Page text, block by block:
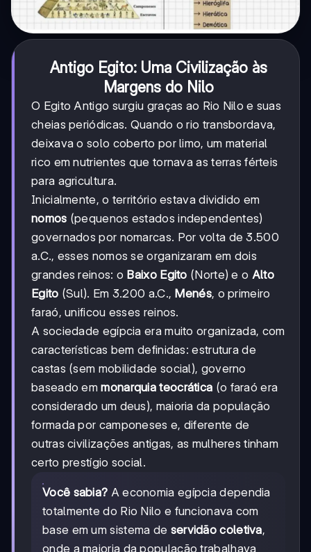
Antigo Egito: Uma Civilização às
Margens do Nilo
O Egito Antigo surgiu graças ao Rio Nilo e suas
cheias periódicas. Quando o rio transbordava,
deixava o solo coberto por limo, um material
rico em nutrientes que tornava as terras férteis
para agricultura.
Inicialmente, o território estava dividido em
nomos (pequenos estados independentes)
governados por nomarcas. Por volta de 3.500
a.C., esses nomos se organizaram em dois
grandes reinos: o Baixo Egito (Norte) e o Alto
Egito (Sul). Em 3.200 a.C., Menés, o primeiro
faraó, unificou esses reinos.
A sociedade egípcia era muito organizada, com
características bem definidas: estrutura de
castas (sem mobilidade social), governo
baseado emmonarquia teocrática (o faraó era
considerado um deus), maioria da população
formada por camponeses e, diferente de
outras civilizações antigas, as mulheres tinham
certo prestígio social.
Você sabia? A economia egípcia dependia
totalmente do Rio Nilo e funcionava com
base em um sistema de servidão coletiva,
onde a maioria da população trabalhava